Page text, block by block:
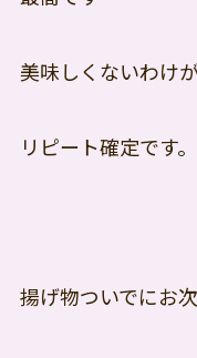
美味しくないわけ
リピート確定です。
揚げ物ついでにお